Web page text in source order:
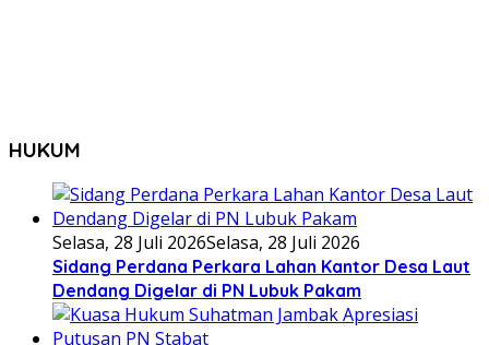
HUKUM
Selasa, 28 Juli 2026Selasa, 28 Juli 2026
Sidang Perdana Perkara Lahan Kantor Desa Laut
Dendang Digelar di PN Lubuk Pakam